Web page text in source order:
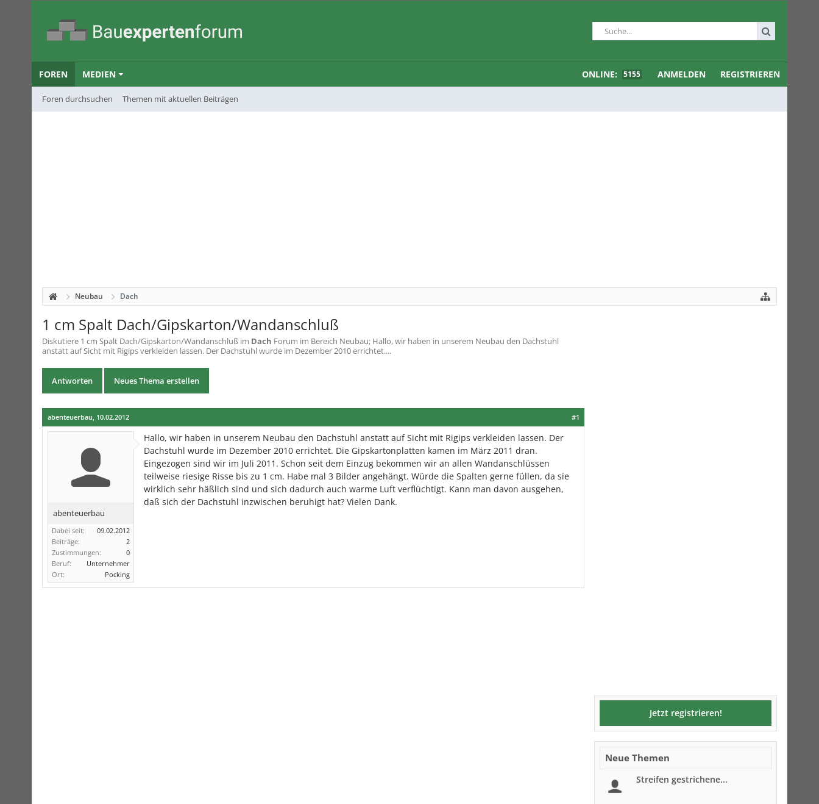
FOREN
Foren durchsuchen Themen mit aktuellen Beiträgen
MEDIEN ONLINE: 5155 ANMELDEN REGISTRIEREN
Neubau Dach
1 cm Spalt Dach/Gipskarton/Wandanschluß
Diskutiere 1 cm Spalt Dach/Gipskarton/Wandanschluß im Dach Forum im Bereich Neubau; Hallo, wir haben in unserem Neubau den Dachstuhl
anstatt auf Sicht mit Rigips verkleiden lassen. Der Dachstuhl wurde im Dezember 2010 errichtet....
Antworten Neues Thema erstellen
#1
abenteuerbau, 10.02.2012
abenteuerbau
Dabei seit:
09.02.2012
Beiträge:
2
Zustimmungen:
0
Beruf:
Unternehmer
Ort:
Pocking
Hallo, wir haben in unserem Neubau den Dachstuhl anstatt auf Sicht mit Rigips verkleiden lassen. Der
Dachstuhl wurde im Dezember 2010 errichtet. Die Gipskartonplatten kamen im März 2011 dran.
Eingezogen sind wir im Juli 2011. Schon seit dem Einzug bekommen wir an allen Wandanschlüssen
teilweise riesige Risse bis zu 1 cm. Habe mal 3 Bilder angehängt. Würde die Spalten gerne füllen, da sie
wirklich sehr häßlich sind und sich dadurch auch warme Luft verflüchtigt. Kann man davon ausgehen,
daß sich der Dachstuhl inzwischen beruhigt hat? Vielen Dank.
Jetzt registrieren!
Neue Themen
Streifen gestrichene...